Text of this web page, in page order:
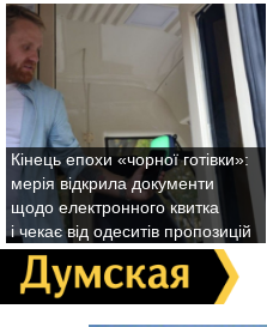
Кінець епохи «чорної готівки»:
мерія відкрила документи
щодо електронного квитка
і чекає від одеситів пропозицій